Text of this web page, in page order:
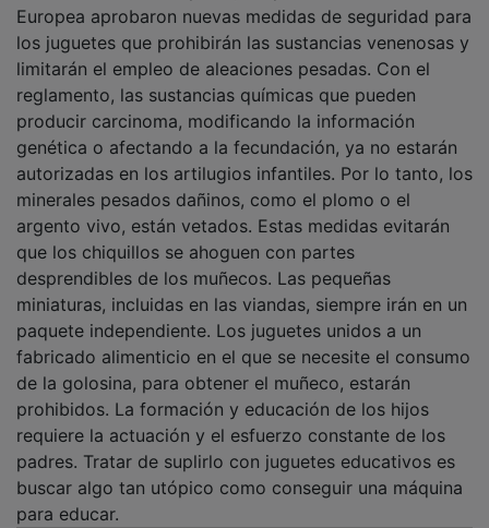
los juguetes que prohibirán las sustancias venenosas y
limitarán el empleo de aleaciones pesadas. Con el
reglamento, las sustancias químicas que pueden
producir carcinoma, modificando la información
genética o afectando a la fecundación, ya no estarán
autorizadas en los artilugios infantiles. Por lo tanto, los
minerales pesados dañinos, como el plomo o el
argento vivo, están vetados. Estas medidas evitarán
que los chiquillos se ahoguen con partes
desprendibles de los muñecos. Las pequeñas
miniaturas, incluidas en las viandas, siempre irán en un
paquete independiente. Los juguetes unidos a un
fabricado alimenticio en el que se necesite el consumo
de la golosina, para obtener el muñeco, estarán
prohibidos. La formación y educación de los hijos
requiere la actuación y el esfuerzo constante de los
padres. Tratar de suplirlo con juguetes educativos es
buscar algo tan utópico como conseguir una máquina
para educar.
PUBLICIDAD